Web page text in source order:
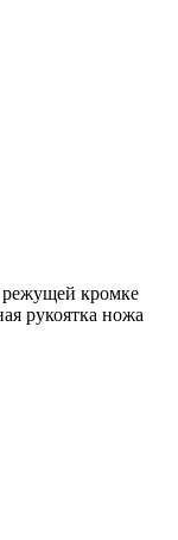
кромке
рукоятка ножа